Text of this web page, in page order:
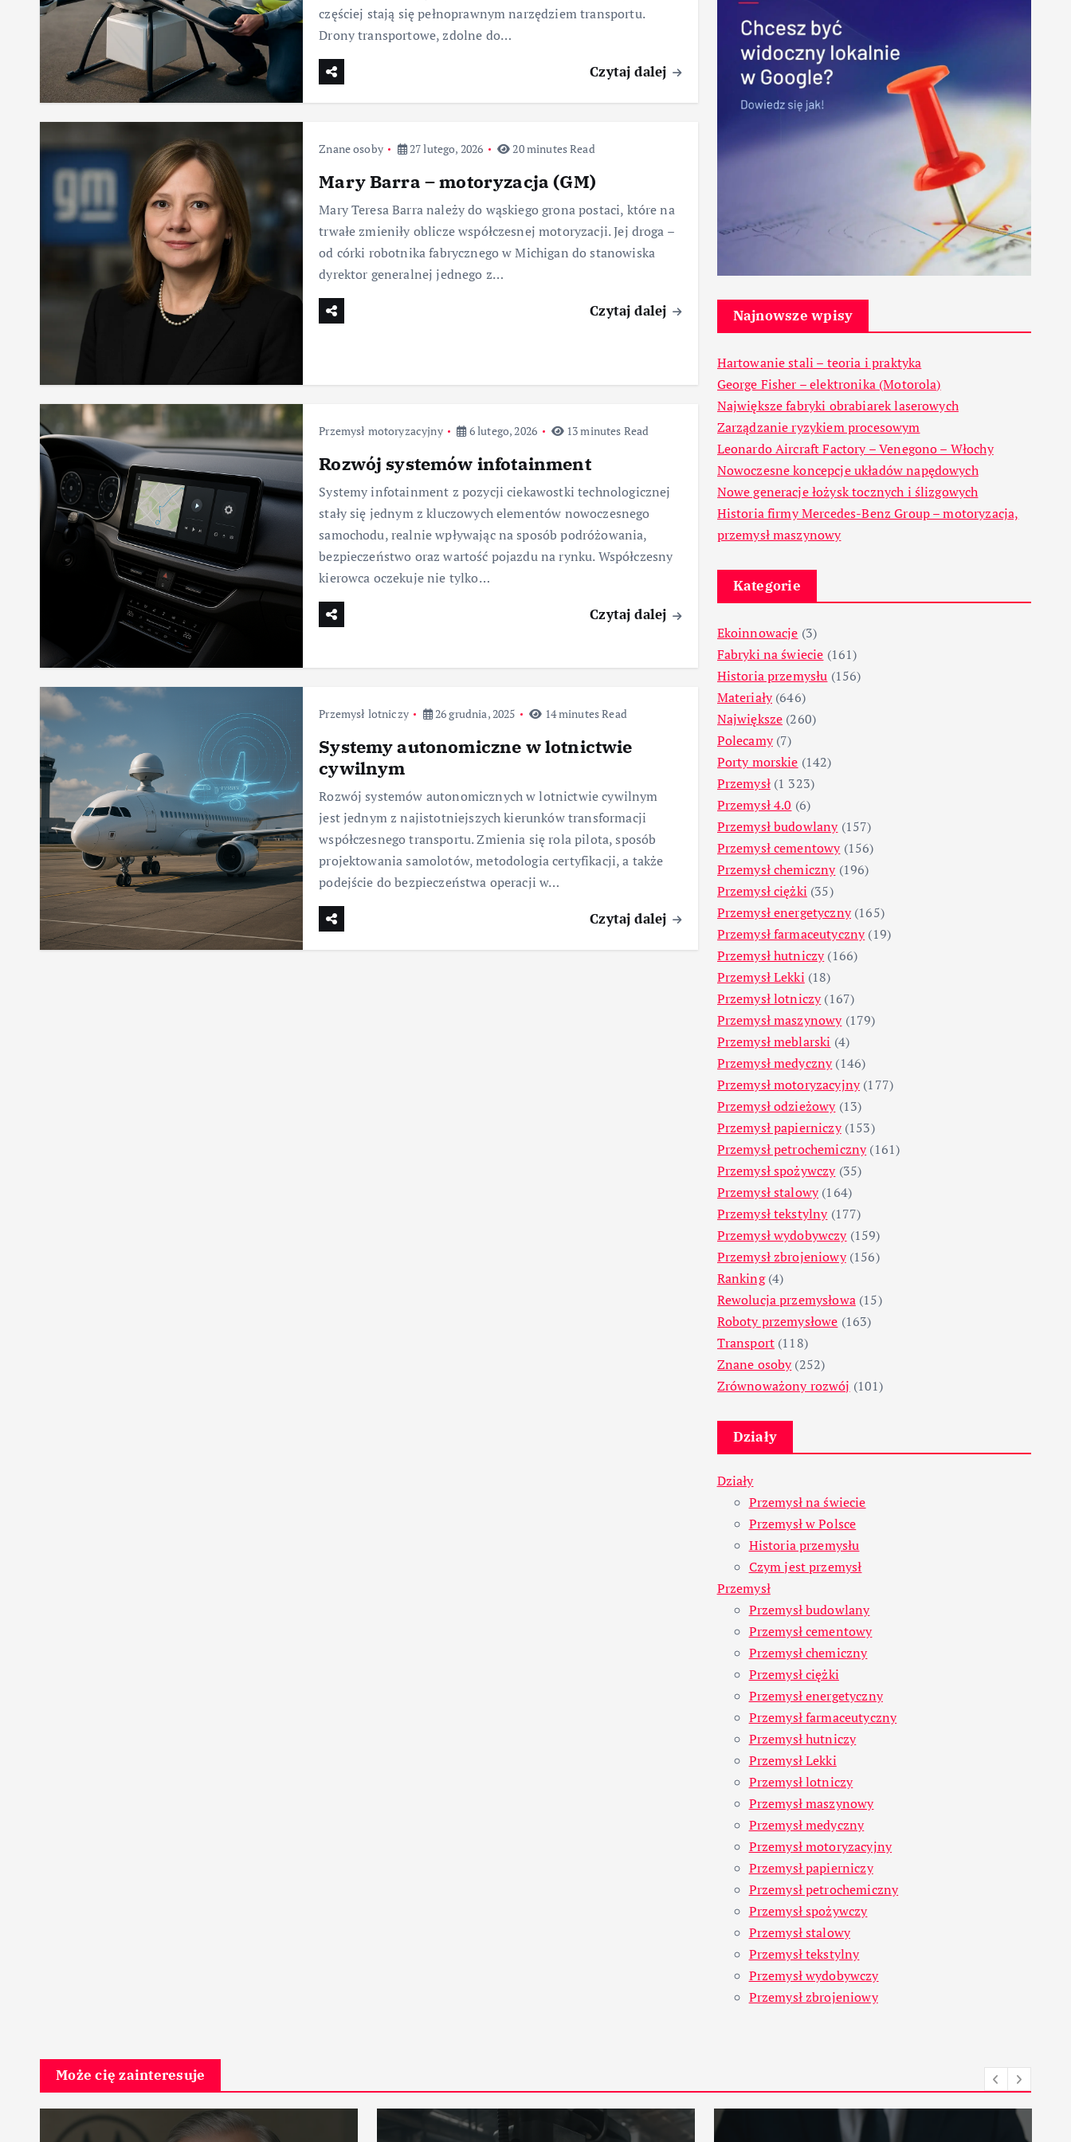
częściej stają się pełnoprawnym narzędziem transportu.
Drony transportowe, zdolne do…
Czytaj dalej
Znane osoby 27 lutego, 2026 20 minutes Read
Mary Barra – motoryzacja (GM)
Mary Teresa Barra należy do wąskiego grona postaci, które na
trwałe zmieniły oblicze współczesnej motoryzacji. Jej droga –
od córki robotnika fabrycznego w Michigan do stanowiska
dyrektor generalnej jednego z…
Czytaj dalej
Przemysł motoryzacyjny 6 lutego, 2026 13 minutes Read
Rozwój systemów infotainment
Systemy infotainment z pozycji ciekawostki technologicznej
stały się jednym z kluczowych elementów nowoczesnego
samochodu, realnie wpływając na sposób podróżowania,
bezpieczeństwo oraz wartość pojazdu na rynku. Współczesny
kierowca oczekuje nie tylko…
Czytaj dalej
Przemysł lotniczy 26 grudnia, 2025 14 minutes Read
Systemy autonomiczne w lotnictwie
cywilnym
Rozwój systemów autonomicznych w lotnictwie cywilnym
jest jednym z najistotniejszych kierunków transformacji
współczesnego transportu. Zmienia się rola pilota, sposób
projektowania samolotów, metodologia certyfikacji, a także
podejście do bezpieczeństwa operacji w…
Czytaj dalej
Najnowsze wpisy
Hartowanie stali – teoria i praktyka
George Fisher – elektronika (Motorola)
Największe fabryki obrabiarek laserowych
Zarządzanie ryzykiem procesowym
Leonardo Aircraft Factory – Venegono – Włochy
Nowoczesne koncepcje układów napędowych
Nowe generacje łożysk tocznych i ślizgowych
Historia firmy Mercedes-Benz Group – motoryzacja,
przemysł maszynowy
Kategorie
Ekoinnowacje (3)
Fabryki na świecie (161)
Historia przemysłu (156)
Materiały(646)
Największe (260)
Polecamy(7)
Porty morskie (142)
Przemysł(1 323)
Przemysł 4.0 (6)
Przemysł budowlany(157)
Przemysł cementowy(156)
Przemysł chemiczny(196)
Przemysł ciężki (35)
Przemysł energetyczny(165)
Przemysł farmaceutyczny(19)
Przemysł hutniczy(166)
Przemysł Lekki (18)
Przemysł lotniczy(167)
Przemysł maszynowy(179)
Przemysł meblarski (4)
Przemysł medyczny(146)
Przemysł motoryzacyjny(177)
Przemysł odzieżowy(13)
Przemysł papierniczy(153)
Przemysł petrochemiczny(161)
Przemysł spożywczy(35)
Przemysł stalowy(164)
Przemysł tekstylny(177)
Przemysł wydobywczy(159)
Przemysł zbrojeniowy(156)
Ranking(4)
Rewolucja przemysłowa(15)
Roboty przemysłowe (163)
Transport (118)
Znane osoby(252)
Zrównoważony rozwój (101)
Działy
Działy
Przemysł na świecie
Przemysł w Polsce
Historia przemysłu
Czym jest przemysł
Przemysł
Przemysł budowlany
Przemysł cementowy
Przemysł chemiczny
Przemysł ciężki
Przemysł energetyczny
Przemysł farmaceutyczny
Przemysł hutniczy
Przemysł Lekki
Przemysł lotniczy
Przemysł maszynowy
Przemysł medyczny
Przemysł motoryzacyjny
Przemysł papierniczy
Przemysł petrochemiczny
Przemysł spożywczy
Przemysł stalowy
Przemysł tekstylny
Przemysł wydobywczy
Przemysł zbrojeniowy
Może cię zainteresuje